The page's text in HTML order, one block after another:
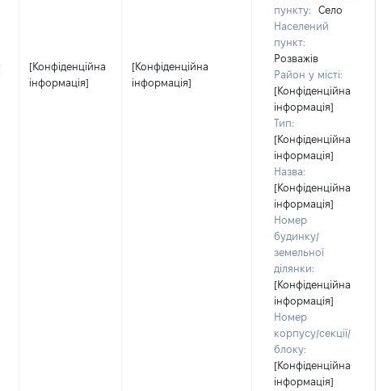
[Конфіденційна
інформація]
[Конфіденційна
інформація]
пункту:
Село
Населений
пункт:
Розважів
Район у місті:
[Конфіденційна
інформація]
Тип:
[Конфіденційна
інформація]
Назва:
[Конфіденційна
інформація]
Номер
будинку/
земельної
ділянки:
[Конфіденційна
інформація]
Номер
корпусу/секції/
блоку:
[Конфіденційна
інформація]